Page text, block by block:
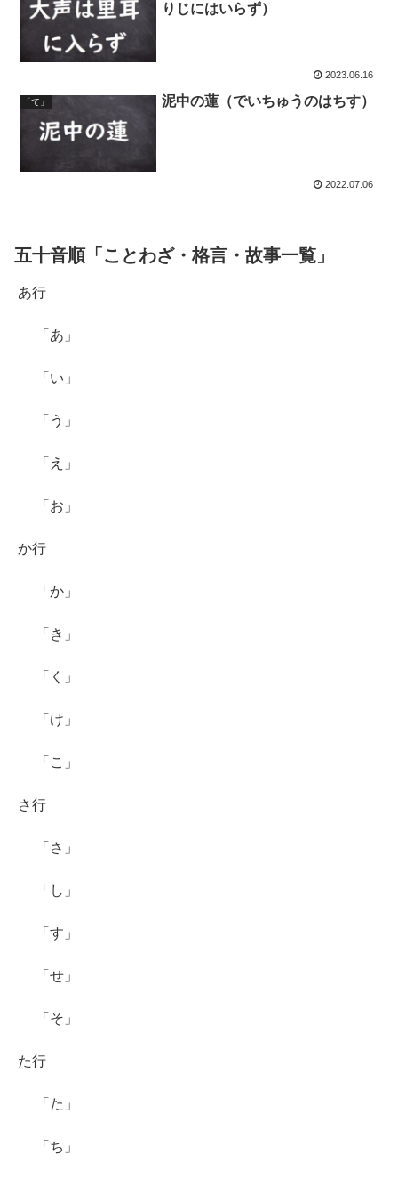
りじにはいらず）
2023.06.16
「て」 泥中の蓮（でいちゅうのはちす）
2022.07.06
五十音順「ことわざ・格言・故事一覧」
あ行
「あ」
「い」
「う」
「え」
「お」
か行
「か」
「き」
「く」
「け」
「こ」
さ行
「さ」
「し」
「す」
「せ」
「そ」
た行
「た」
「ち」